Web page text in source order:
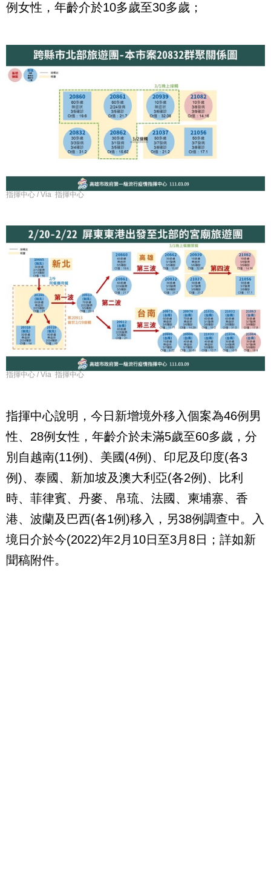
例女性，年齡介於10多歲至30多歲；
指揮中心 / Via 指揮中心
指揮中心 / Via 指揮中心
指揮中心說明，今日新增境外移入個案為46例男
性、28例女性，年齡介於未滿5歲至60多歲，分
別自越南(11例)、美國(4例)、印尼及印度(各3
例)、泰國、新加坡及澳大利亞(各2例)、比利
時、菲律賓、丹麥、帛琉、法國、柬埔寨、香
港、波蘭及巴西(各1例)移入，另38例調查中。入
境日介於今(2022)年2月10日至3月8日；詳如新
聞稿附件。